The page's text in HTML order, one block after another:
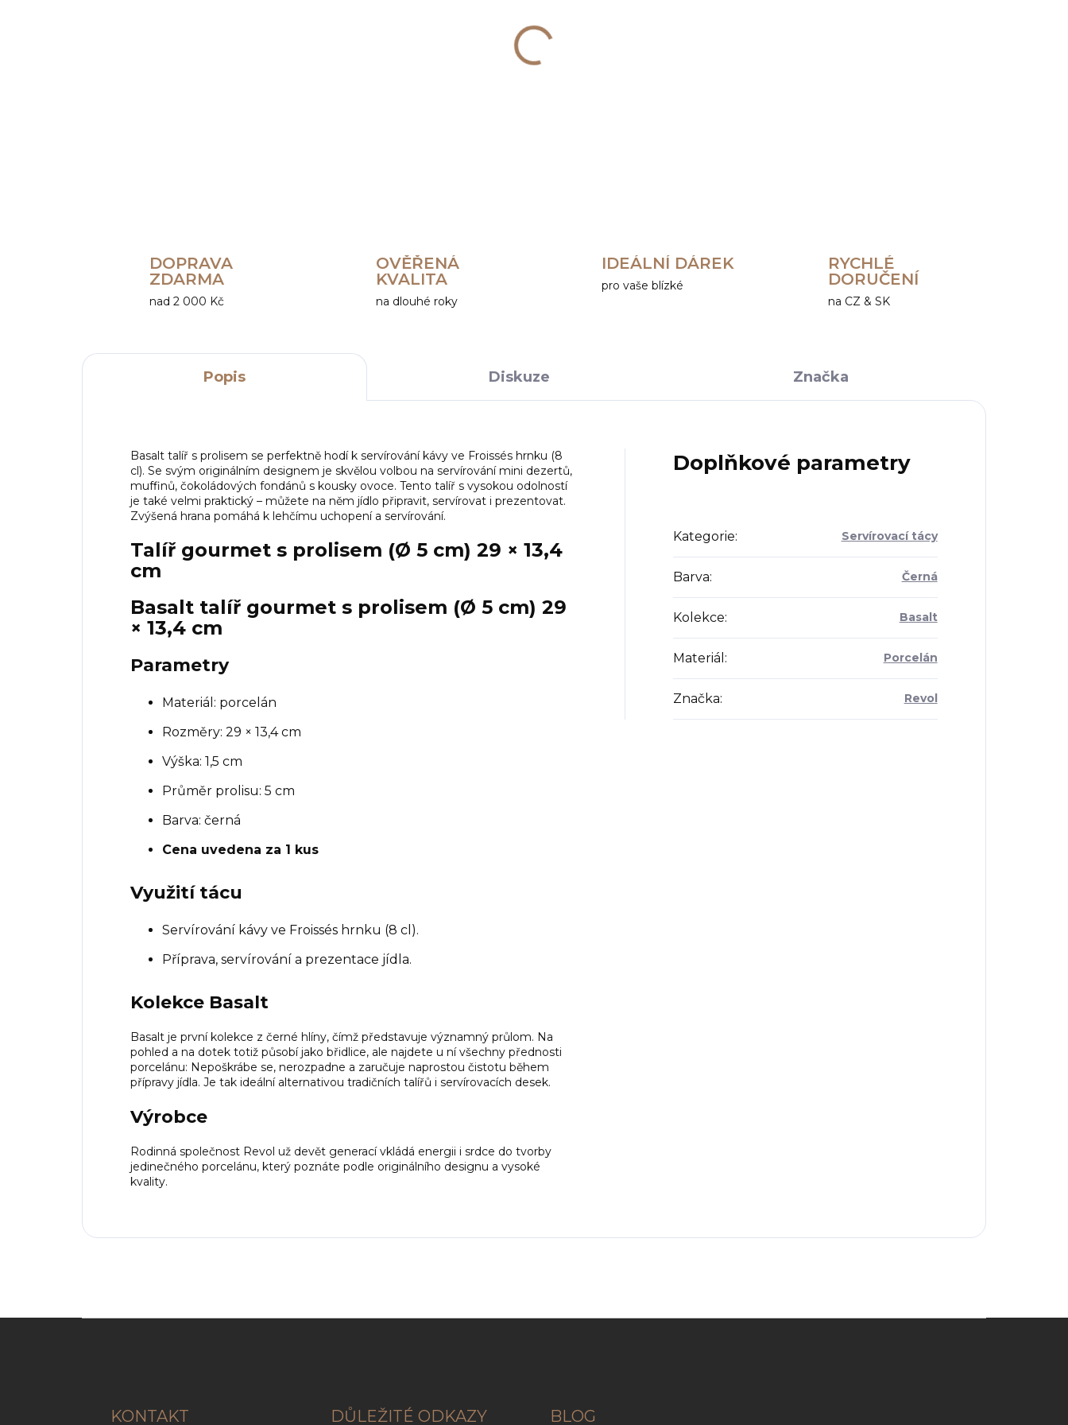
DOPRAVA
ZDARMA
nad 2 000 Kč
OVĚŘENÁ
KVALITA
na dlouhé roky
IDEÁLNÍ DÁREK
pro vaše blízké
RYCHLÉ
DORUČENÍ
na CZ & SK
Popis Diskuze Značka
Basalt talíř s prolisem se perfektně hodí k servírování kávy ve Froissés hrnku (8
cl). Se svým originálním designem je skvělou volbou na servírování mini dezertů,
muffinů, čokoládových fondánů s kousky ovoce. Tento talíř s vysokou odolností
je také velmi praktický – můžete na něm jídlo připravit, servírovat i prezentovat.
Zvýšená hrana pomáhá k lehčímu uchopení a servírování.
Talíř gourmet s prolisem (Ø 5 cm) 29 × 13,4
cm
Basalt talíř gourmet s prolisem (Ø 5 cm) 29
× 13,4 cm
Parametry
Materiál: porcelán
Rozměry: 29 × 13,4 cm
Výška: 1,5 cm
Průměr prolisu: 5 cm
Barva: černá
Cena uvedena za 1 kus
Využití tácu
Servírování kávy ve Froissés hrnku (8 cl).
Příprava, servírování a prezentace jídla.
Kolekce Basalt
Basalt je první kolekce z černé hlíny, čímž představuje významný průlom. Na
pohled a na dotek totiž působí jako břidlice, ale najdete u ní všechny přednosti
porcelánu: Nepoškrábe se, nerozpadne a zaručuje naprostou čistotu během
přípravy jídla. Je tak ideální alternativou tradičních talířů i servírovacích desek.
Výrobce
Rodinná společnost Revol už devět generací vkládá energii i srdce do tvorby
jedinečného porcelánu, který poznáte podle originálního designu a vysoké
kvality.
Doplňkové parametry
Kategorie: Servírovací tácy
Barva: Černá
Kolekce: Basalt
Materiál : Porcelán
Značka: Revol
KONTAKT DŮLEŽITÉ ODKAZY BLOG